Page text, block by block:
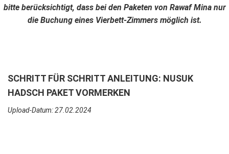
bitte berücksichtigt, dass bei den Paketen von Rawaf Mina nur
die Buchung eines Vierbett-Zimmers möglich ist.
SCHRITT FÜR SCHRITT ANLEITUNG: NUSUK
HADSCH PAKET VORMERKEN
Upload-Datum: 27.02.2024